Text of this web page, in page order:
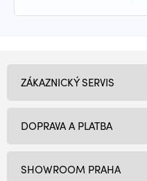
SHOWROOM PRAHA
ZÁKAZNICKÝ SERVIS
DOPRAVA A PLATBA